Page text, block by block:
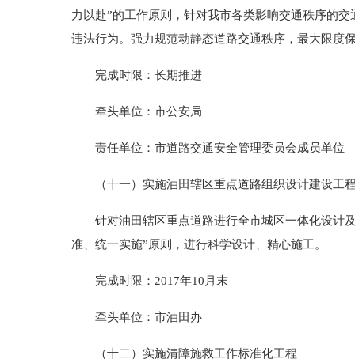
力以赴”的工作原则，针对我市各类影响交通秩序的
违法行为。强力规范动静态道路交通秩序，最大限度
完成时限：长期推进
牵头单位：市公安局
责任单位：市道路交通安全管理委员会成员单位
（十一）实施油田辖区重点道路组织设计建设工
针对油田辖区重点道路进行全市城区一体化设计及
准、统一实施”原则，进行科学设计、精心施工。
完成时限：2017年10月末
牵头单位：市油田办
（十二）实施清障施救工作标准化工程